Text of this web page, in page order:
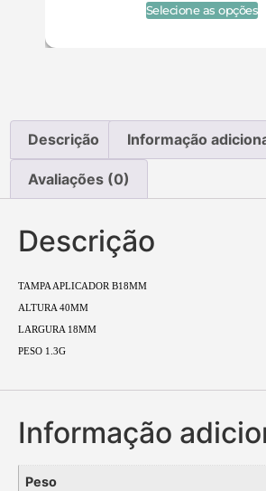
Selecione as opções
Descrição Informação
Avaliações (0)
Descrição
TAMPA APLICADOR B18MM
ALTURA 40MM
LARGURA 18MM
PESO 1.3G
Informação
Peso